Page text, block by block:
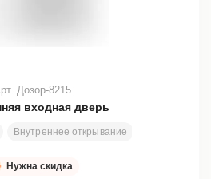
входная дверь
Внутреннее открывание
Дозор-8215
Нужна скидка